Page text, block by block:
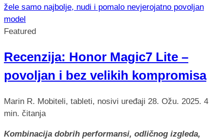
Featured
Recenzija: Honor Magic7 Lite –
povoljan i bez velikih kompromisa
Marin R. Mobiteli, tableti, nosivi uređaji 28. Ožu. 2025. 4
min. čitanja
Kombinacija dobrih performansi, odličnog izgleda,